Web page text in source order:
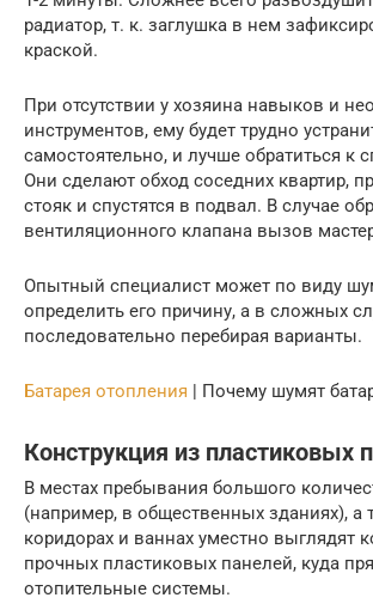
радиатор, т. к. заглушка в нем
краской.
При отсутствии у хозяина навыков и
инструментов, ему будет трудно
самостоятельно, и лучше обратиться к
Они сделают обход соседних квартир,
стояк и спустятся в подвал. В случае
вентиляционного клапана вызов
Опытный специалист может по виду
определить его причину, а в сложных
последовательно перебирая варианты.
Батарея отопления | Почему шумят
Конструкция из пластиковых
В местах пребывания большого
(например, в общественных зданиях), а
коридорах и ваннах уместно выглядят
прочных пластиковых панелей, куда
отопительные системы.